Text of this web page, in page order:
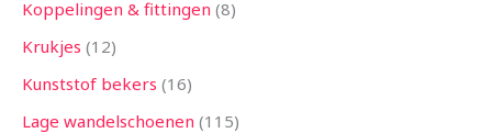
Koppelingen & fittingen 8
Krukjes 12
Kunststof bekers 16
Lage wandelschoenen 115